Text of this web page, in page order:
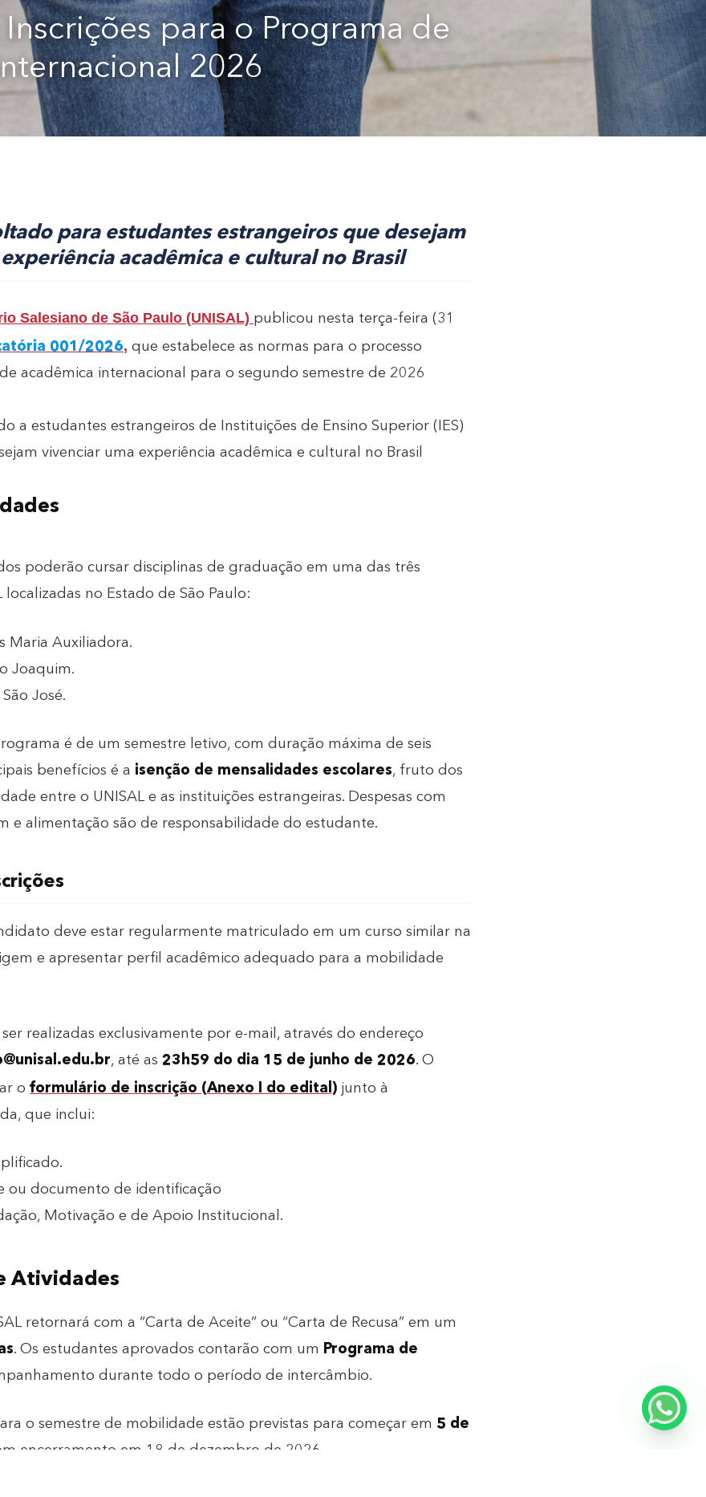
para o Programa de
2026
para estudantes estrangeiros que desejam
acadêmica e cultural no Brasil
Salesiano de São Paulo (UNISAL) publicou nesta terça-feira (31
001/2026, que estabelece as normas para o processo
acadêmica internacional para o segundo semestre de 2026
a estudantes estrangeiros de Instituições de Ensino Superior (IES)
vivenciar uma experiência acadêmica e cultural no Brasil
poderão cursar disciplinas de graduação em uma das três
localizadas no Estado de São Paulo:
Maria Auxiliadora.
Joaquim.
José.
é de um semestre letivo, com duração máxima de seis
benefícios é a isenção de mensalidades escolares, fruto dos
entre o UNISAL e as instituições estrangeiras. Despesas com
e alimentação são de responsabilidade do estudante.
deve estar regularmente matriculado em um curso similar na
e apresentar perfil acadêmico adequado para a mobilidade
realizadas exclusivamente por e-mail, através do endereço
, até as 23h59 do dia 15 de junho de 2026. O
o formulário de inscrição (Anexo I do edital) junto à
que inclui:
ou documento de identificação
Motivação e de Apoio Institucional.
Atividades
retornará com a “Carta de Aceite” ou “Carta de Recusa” em um
. Os estudantes aprovados contarão com um
Programa de
durante todo o período de intercâmbio.
o semestre de mobilidade estão previstas para começar em 5 de
encerramento em 18 de dezembro de 2026